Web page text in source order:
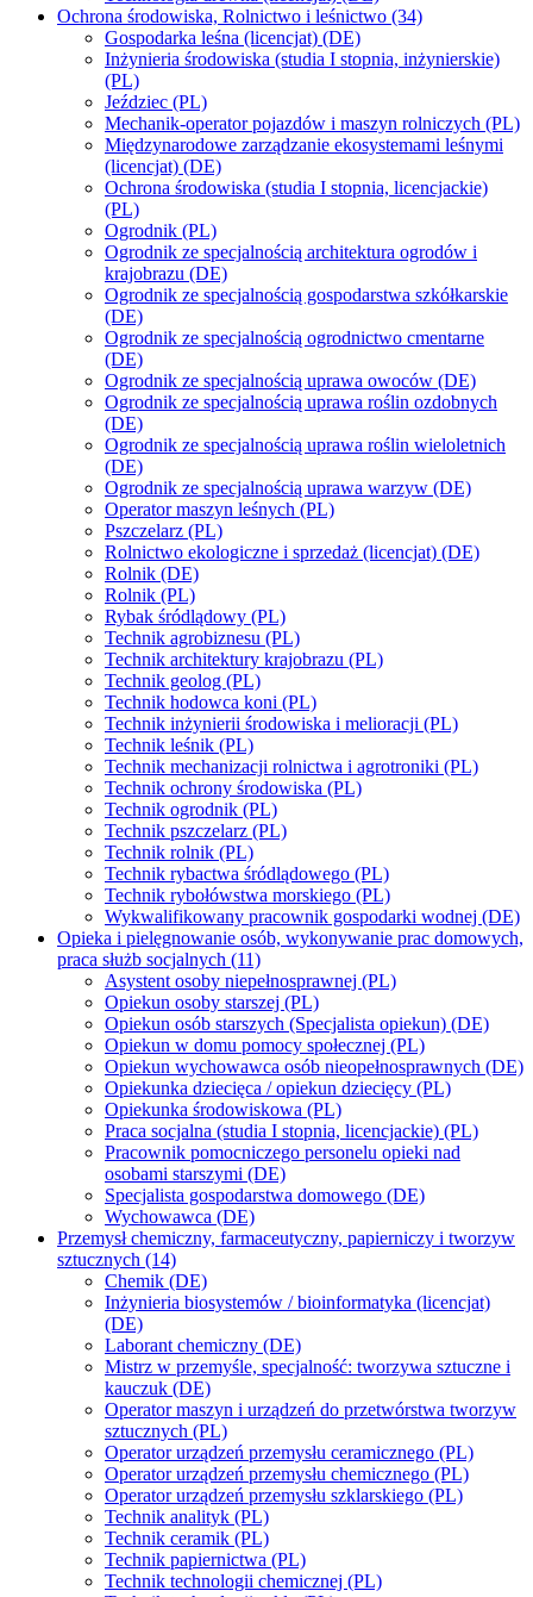
Ochrona środowiska, Rolnictwo i leśnictwo (34)
Gospodarka leśna (licencjat) (DE)
Inżynieria środowiska (studia I stopnia, inżynierskie)
(PL)
Jeździec (PL)
Mechanik-operator pojazdów i maszyn rolniczych (PL)
Międzynarodowe zarządzanie ekosystemami leśnymi
(licencjat) (DE)
Ochrona środowiska (studia I stopnia, licencjackie)
(PL)
Ogrodnik (PL)
Ogrodnik ze specjalnością architektura ogrodów i
krajobrazu (DE)
Ogrodnik ze specjalnością gospodarstwa szkółkarskie
(DE)
Ogrodnik ze specjalnością ogrodnictwo cmentarne
(DE)
Ogrodnik ze specjalnością uprawa owoców (DE)
Ogrodnik ze specjalnością uprawa roślin ozdobnych
(DE)
Ogrodnik ze specjalnością uprawa roślin wieloletnich
(DE)
Ogrodnik ze specjalnością uprawa warzyw (DE)
Operator maszyn leśnych (PL)
Pszczelarz (PL)
Rolnictwo ekologiczne i sprzedaż (licencjat) (DE)
Rolnik (DE)
Rolnik (PL)
Rybak śródlądowy (PL)
Technik agrobiznesu (PL)
Technik architektury krajobrazu (PL)
Technik geolog (PL)
Technik hodowca koni (PL)
Technik inżynierii środowiska i melioracji (PL)
Technik leśnik (PL)
Technik mechanizacji rolnictwa i agrotroniki (PL)
Technik ochrony środowiska (PL)
Technik ogrodnik (PL)
Technik pszczelarz (PL)
Technik rolnik (PL)
Technik rybactwa śródlądowego (PL)
Technik rybołówstwa morskiego (PL)
Wykwalifikowany pracownik gospodarki wodnej (DE)
Opieka i pielęgnowanie osób, wykonywanie prac domowych,
praca służb socjalnych (11)
Asystent osoby niepełnosprawnej (PL)
Opiekun osoby starszej (PL)
Opiekun osób starszych (Specjalista opiekun) (DE)
Opiekun w domu pomocy społecznej (PL)
Opiekun wychowawca osób nieopełnosprawnych (DE)
Opiekunka dziecięca / opiekun dziecięcy (PL)
Opiekunka środowiskowa (PL)
Praca socjalna (studia I stopnia, licencjackie) (PL)
Pracownik pomocniczego personelu opieki nad
osobami starszymi (DE)
Specjalista gospodarstwa domowego (DE)
Wychowawca (DE)
Przemysł chemiczny, farmaceutyczny, papierniczy i tworzyw
sztucznych (14)
Chemik (DE)
Inżynieria biosystemów / bioinformatyka (licencjat)
(DE)
Laborant chemiczny (DE)
Mistrz w przemyśle, specjalność: tworzywa sztuczne i
kauczuk (DE)
Operator maszyn i urządzeń do przetwórstwa tworzyw
sztucznych (PL)
Operator urządzeń przemysłu ceramicznego (PL)
Operator urządzeń przemysłu chemicznego (PL)
Operator urządzeń przemysłu szklarskiego (PL)
Technik analityk (PL)
Technik ceramik (PL)
Technik papiernictwa (PL)
Technik technologii chemicznej (PL)